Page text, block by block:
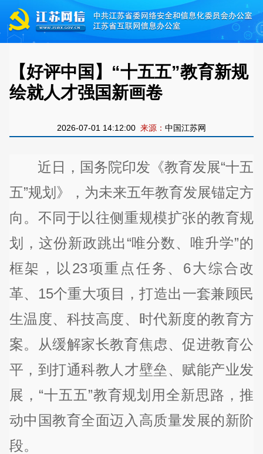
【好评中国】“十五五”教育新规
绘就人才强国新画卷
2026-07-01 14:12:00 来源： 中国江苏网
近日，国务院印发《教育发展“十五
五”规划》，为未来五年教育发展锚定方
向。不同于以往侧重规模扩张的教育规
划，这份新政跳出“唯分数、唯升学”的
框架，以23项重点任务、6大综合改
革、15个重大项目，打造出一套兼顾民
生温度、科技高度、时代新度的教育方
案。从缓解家长教育焦虑、促进教育公
平，到打通科教人才壁垒、赋能产业发
展，“十五五”教育规划用全新思路，推
动中国教育全面迈入高质量发展的新阶
段。